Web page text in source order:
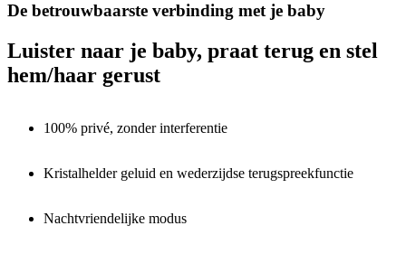
De betrouwbaarste verbinding met je baby
Luister naar je baby, praat terug en stel
hem/haar gerust
100% privé, zonder interferentie
Kristalhelder geluid en wederzijdse terugspreekfunctie
Nachtvriendelijke modus